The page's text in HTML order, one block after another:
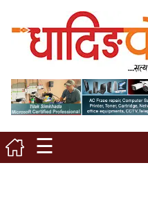
☰
मुख्य पृष्ठ
स्थानीय समाचार
विचार / ब्लग
नगर/गाउँ पालिका